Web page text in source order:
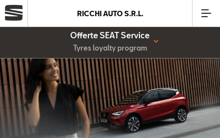
Modelli
Offerte
Service
RICCHI AUTO S.R.L.
Offerte SEAT Service
Tyres loyalty program